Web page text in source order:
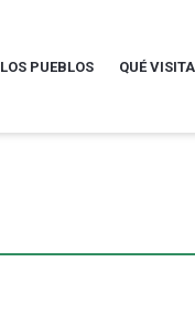
LOS PUEBLOS QUÉ